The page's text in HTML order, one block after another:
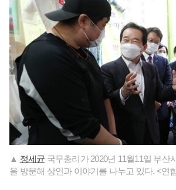
▲ 정세균 국무총리가 2020년 11월11일 부산
을 방문해 상인과 이야기를 나누고 있다. <연